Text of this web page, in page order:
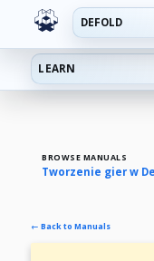
DEFOLD
LEARN
BROWSE MANUALS
Tworzenie gier w
← Back to Manuals